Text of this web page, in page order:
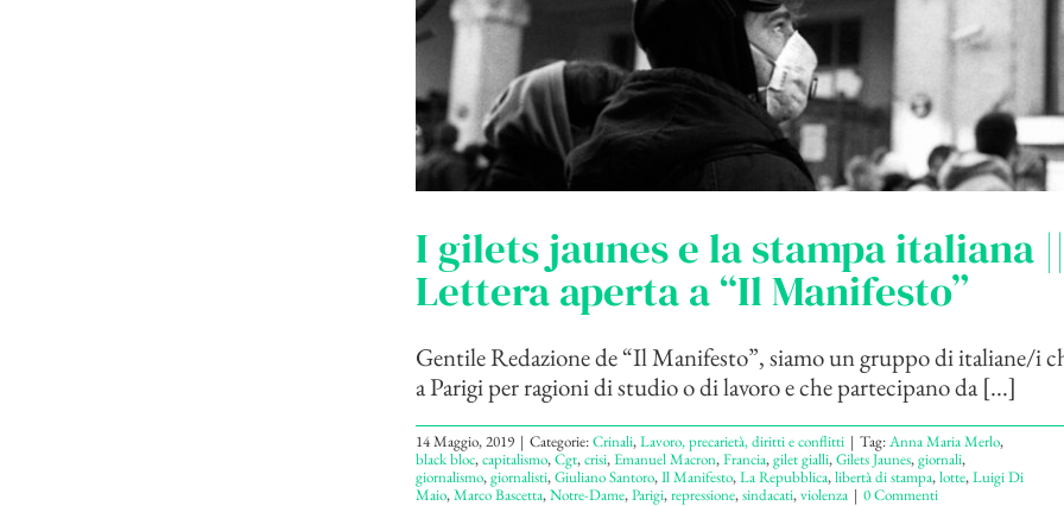
I gilets jaunes e la stampa italiana ||
Lettera aperta a “Il Manifesto”
Gentile Redazione de “Il Manifesto”, siamo un gruppo di italiane/i
a Parigi per ragioni di studio o di lavoro e che partecipano da [...]
14 Maggio, 2019 | Categorie:Crinali,Lavoro, precarietà, diritti e conflitti | Tag:Anna Maria Merlo,
black bloc,capitalismo,Cgt,crisi,Emanuel Macron,Francia,gilet gialli,Gilets Jaunes,giornali,
giornalismo,giornalisti,Giuliano Santoro,Il Manifesto,La Repubblica,libertà di stampa,lotte,Luigi Di
Maio,Marco Bascetta,Notre-Dame,Parigi,repressione,sindacati,violenza | 0 Commenti